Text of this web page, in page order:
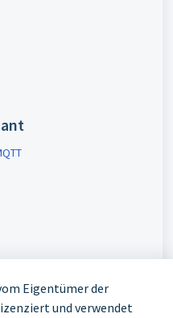
Eigentümer der
und verwendet